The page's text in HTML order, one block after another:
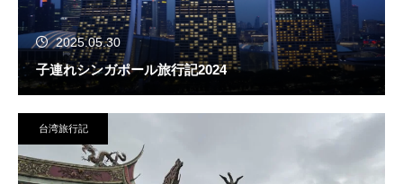
2025.05.30
子連れシンガポール旅行記2024
台湾旅行記